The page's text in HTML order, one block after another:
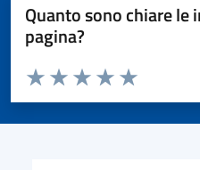
Quanto sono chiare
pagina?
Valuta da 1 a 5 stelle la pagina
Valuta 5
Valuta 4 stelle
Valuta 3 stelle su 5
Valuta 2 stelle su 5
Valuta 1 stelle su 5